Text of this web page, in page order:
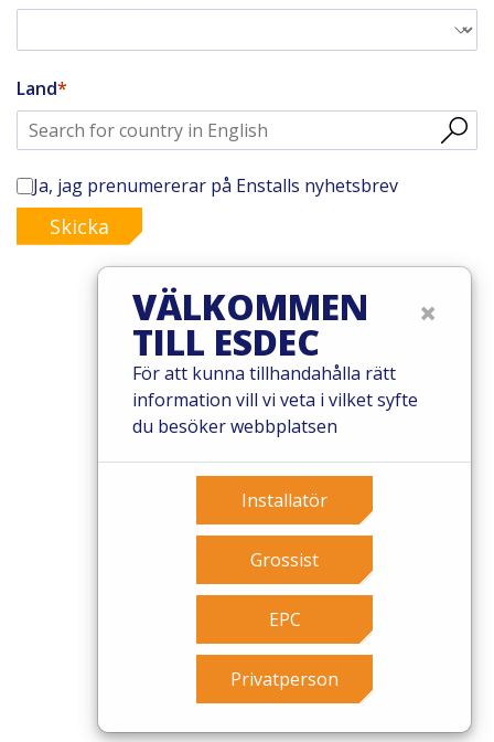
Land
Ja, jag prenumererar på Enstalls nyhetsbrev
Skicka
© 2026 Esdec. Alla rättigheter förbehållna
Patent
Villkor
Garantivillkor
Governance
Cookies
×
VÄLKOMMEN
TILL ESDEC
För att kunna tillhandahålla rätt
information vill vi veta i vilket syfte
du besöker webbplatsen
Installatör
Grossist
EPC
Privatperson